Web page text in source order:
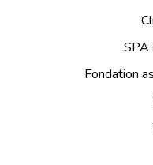
SPA
Fondation